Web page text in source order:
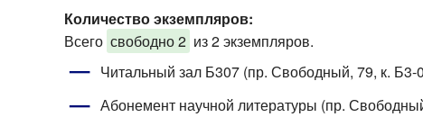
Количество экземпляров:
Всего свободно 2 из 2 экземпляров.
Читальный зал Б307 (пр. Свободный, 79, к. Б3-
Абонемент научной литературы (пр.